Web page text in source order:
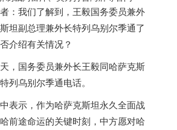
：我们了解到，王毅国务委员兼外
坦副总理兼外长特列乌别尔季通了
介绍有关情况？
国务委员兼外长王毅同哈萨克斯
列乌别尔季通电话。
示，作为哈萨克斯坦永久全面战
前途命运的关键时刻，中方愿对哈